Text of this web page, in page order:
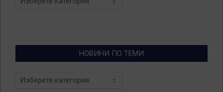
НОВИНИ ПО ТЕМИ
Новини